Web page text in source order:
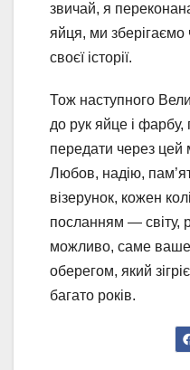
звичай, я
яйця, ми зберігаємо
своєї історії.
Тож наступного
до рук яйце і
передати через
Любов, надію,
візерунок, кожен
посланням — світу,
можливо, саме
оберегом, який
багато років.